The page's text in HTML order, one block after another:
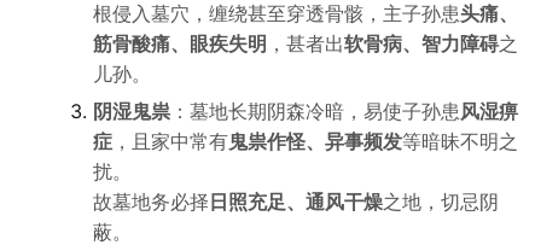
根侵入墓穴，缠绕甚至穿透骨骸，主子孙患头痛、
筋骨酸痛、眼疾失明 ，甚者出软骨病、智力障碍之
儿孙。
阴湿鬼祟：墓地长期阴森冷暗，易使子孙患风湿痹
症，且家中常有鬼祟作怪、异事频发等暗昧不明之
扰。
故墓地务必择 日照充足、通风干燥之地，切忌阴
蔽。